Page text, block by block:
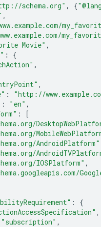
schema.org" , {
,
Movie" ,
:
{
,
,
: "http://
: "en" ,
:
[
AndroidPlatform"
IOSPlatform" ,
:
{
,
"subscription" ,